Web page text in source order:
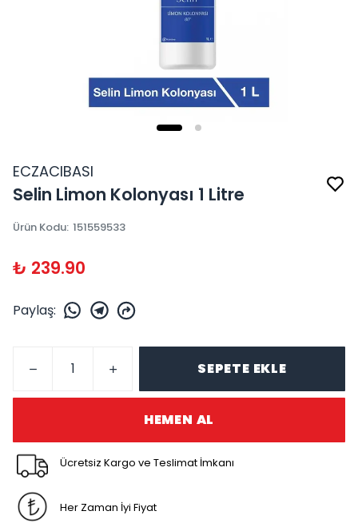
ECZACIBASI
Selin Limon Kolonyası 1 Litre
Ürün Kodu: 151559533
₺ 239.90
Paylaş:
SEPETE EKLE
HEMEN AL
Ücretsiz Kargo ve Teslimat İmkanı
Her Zaman İyi Fiyat